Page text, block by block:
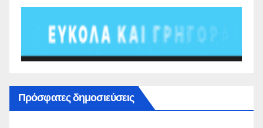
Πρόσφατες δημοσιεύσεις